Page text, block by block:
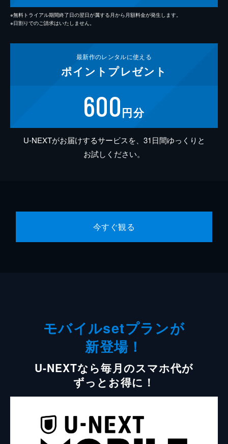
※無料トライアル期間終了日の翌日が属する月から月額料金が発生します。
※日割りでのご請求はいたしません。
最新作のレンタルに使える
ポイント プレゼント
600円分
U-NEXTがお届けするサービスを、31日間ゆっくりと
お試しください。
今すぐ観る
モバイルsetプランが
新登場！
U-NEXTなら毎月のスマホ代が
ずっとお得に！